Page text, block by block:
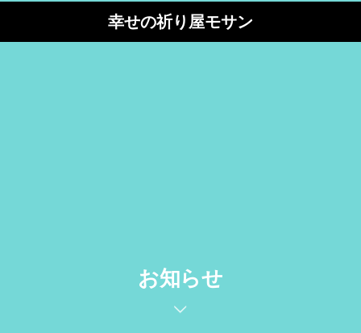
幸せの祈り屋モサン
お知らせ